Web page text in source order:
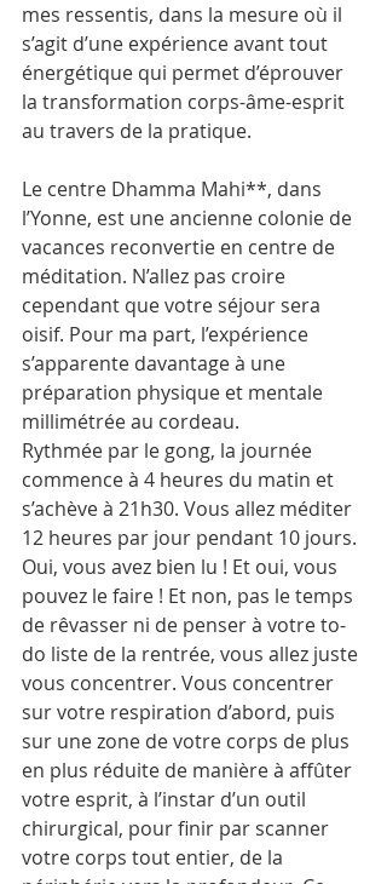
mes ressentis, dans la mesure où il
s’agit d’une expérience avant tout
énergétique qui permet d’éprouver
la transformation corps-âme-esprit
au travers de la pratique.
Le centre Dhamma Mahi**, dans
l’Yonne, est une ancienne colonie de
vacances reconvertie en centre de
méditation. N’allez pas croire
cependant que votre séjour sera
oisif. Pour ma part, l’expérience
s’apparente davantage à une
préparation physique et mentale
millimétrée au cordeau.
Rythmée par le gong, la journée
commence à 4 heures du matin et
s’achève à 21h30. Vous allez méditer
12 heures par jour pendant 10 jours.
Oui, vous avez bien lu ! Et oui, vous
pouvez le faire ! Et non, pas le temps
de rêvasser ni de penser à votre to-
do liste de la rentrée, vous allez juste
vous concentrer. Vous concentrer
sur votre respiration d’abord, puis
sur une zone de votre corps de plus
en plus réduite de manière à affûter
votre esprit, à l’instar d’un outil
chirurgical, pour finir par scanner
votre corps tout entier, de la